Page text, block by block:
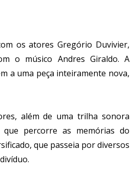
os atores Gregório Duvivier,
o músico Andres Giraldo. A
a uma peça inteiramente nova,
além de uma trilha sonora
percorre as memórias do
que passeia por diversos